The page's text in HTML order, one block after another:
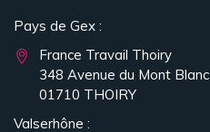
Pays de Gex :
France Travail Thoiry
348 Avenue du Mont Blanc
01710 THOIRY
Valserhône :